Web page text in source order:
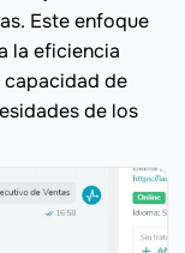
Este enfoque
la eficiencia
capacidad de
de los